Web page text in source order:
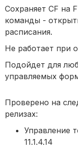
Сохраняет CF на
команды -
расписания.
Не работает при
Подойдет для
управляемых
Проверено на
релизах:
Управление
11.1.4.14